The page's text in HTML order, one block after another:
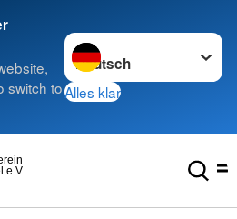
switch to
Sprache wechseln zu
Alles klar
e.V.